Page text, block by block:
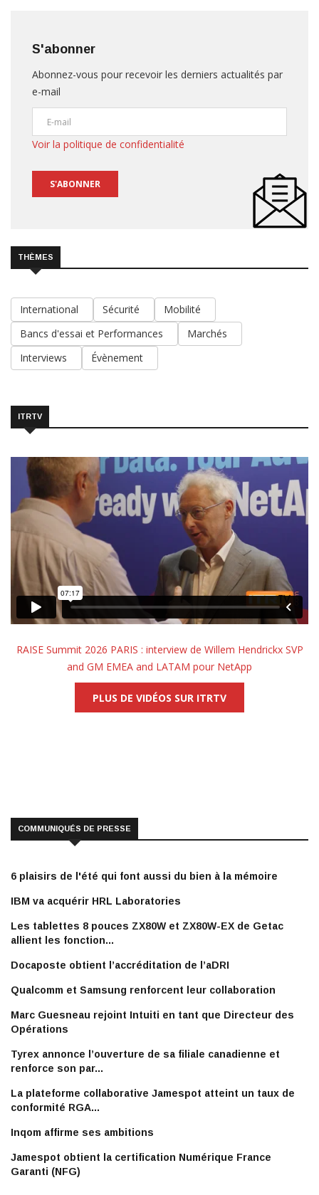
S'abonner
Abonnez-vous pour recevoir les derniers actualités par
e-mail
Voir la politique de confidentialité
S'ABONNER
THÈMES
International Sécurité
Mobilité
Bancs d'essai et Performances
Marchés
Interviews
Évènement
ITRTV
RAISE Summit 2026 PARIS : interview de Willem Hendrickx SVP
and GM EMEA and LATAM pour NetApp
PLUS DE VIDÉOS SUR ITRTV
COMMUNIQUÉS DE PRESSE
6 plaisirs de l'été qui font aussi du bien à la mémoire
IBM va acquérir HRL Laboratories
Les tablettes 8 pouces ZX80W et ZX80W-EX de Getac
allient les fonction...
Docaposte obtient l’accréditation de l’aDRI
Qualcomm et Samsung renforcent leur collaboration
Marc Guesneau rejoint Intuiti en tant que Directeur des
Opérations
Tyrex annonce l’ouverture de sa filiale canadienne et
renforce son par...
La plateforme collaborative Jamespot atteint un taux de
conformité RGA...
Inqom affirme ses ambitions
Jamespot obtient la certification Numérique France
Garanti (NFG)